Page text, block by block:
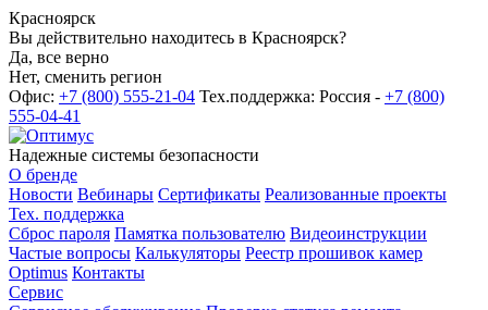
Красноярск
Вы действительно находитесь в Красноярск?
Да, все верно
Нет, сменить регион
Офис: +7 (800) 555-21-04 Тех.поддержка: Россия - +7 (800)
555-04-41
Надежные системы безопасности
О бренде
Новости Вебинары Сертификаты Реализованные проекты
Тех. поддержка
Сброс пароля Памятка пользователю Видеоинструкции
Частые вопросы Калькуляторы Реестр прошивок камер
Optimus Контакты
Сервис